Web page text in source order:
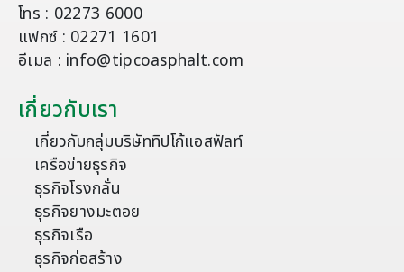
โทร : 02273 6000
แฟกซ์ : 02271 1601
อีเมล : info@tipcoasphalt.com
เกี่ยวกับเรา
เกี่ยวกับกลุ่มบริษัททิปโก้แอสฟัลท์
เครือข่ายธุรกิจ
ธุรกิจโรงกลั่น
ธุรกิจยางมะตอย
ธุรกิจเรือ
ธุรกิจก่อสร้าง